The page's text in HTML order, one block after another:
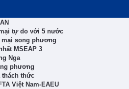
tự do với 5 nước
mại song phương
MSEAP 3
Nga
phương
thách thức
Việt Nam-EAEU